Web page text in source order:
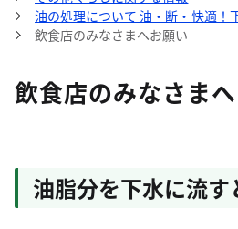
油の処理について 油・断・快適！
飲食店のみなさまへお願い
飲食店のみなさま
油脂分を下水に流す